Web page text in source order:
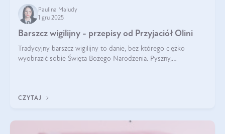
Paulina Maludy
1 gru 2025
Barszcz wigilijny - przepisy od Przyjaciół Olini
Tradycyjny barszcz wigilijny to danie, bez którego ciężko
wyobrazić sobie Święta Bożego Narodzenia. Pyszny,
CZYTAJ